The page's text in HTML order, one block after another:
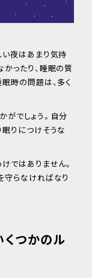
い夜はあまり気持
ったり、睡眠の質
時の問題は、多く
がでしょう。自分
りにつけそうな
ではありません。
守らなければなり
くつかのル